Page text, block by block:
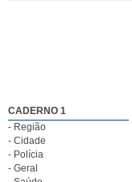
CADERNO 1
- Região
- Cidade
- Polícia
- Geral